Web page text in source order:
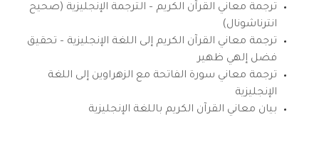
ترجمة معاني القرآن الكريم – الترجمة الإنجليزية (صحيح
انترناشونال)
ترجمة معاني القرآن الكريم إلى اللغة الإنجليزية – تحقيق
فضل إلهي ظهير
ترجمة معاني سورة الفاتحة مع الزهراوين إلى اللغة
الإنجليزية
بيان معاني القرآن الكريم باللغة الإنجليزية